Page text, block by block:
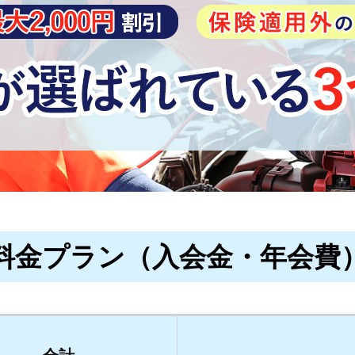
金プラン（入会金・年会費